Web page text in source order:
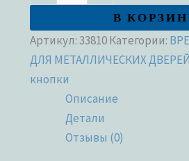
В
Артикул:33810Категории:
ДЛЯ МЕТАЛЛИЧЕСКИХ ДВЕРЕЙ
кнопки
Описание
Детали
Отзывы (0)